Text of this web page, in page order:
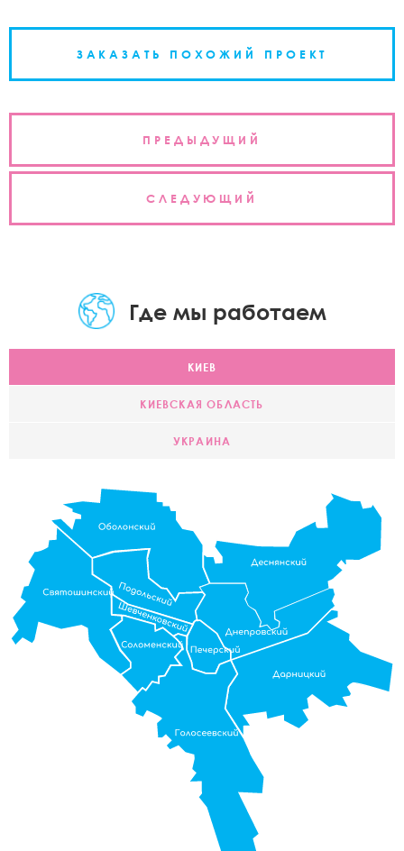
ЗАКАЗАТЬ ПОХОЖИЙ ПРОЕКТ
Навигация
записям
ПРЕДЫДУЩИЙ
СЛЕДУЮЩИЙ
Где мы работаем
КИЕВ
КИЕВСКАЯ ОБЛАСТЬ
УКРАИНА